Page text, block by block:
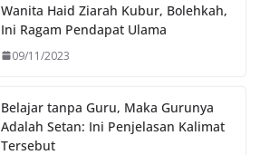
Wanita Haid Ziarah Kubur, Bolehkah,
Ini Ragam Pendapat Ulama
09/11/2023
Belajar tanpa Guru, Maka Gurunya
Adalah Setan: Ini Penjelasan Kalimat
Tersebut